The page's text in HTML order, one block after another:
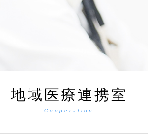
地域医療連携室
Cooperation